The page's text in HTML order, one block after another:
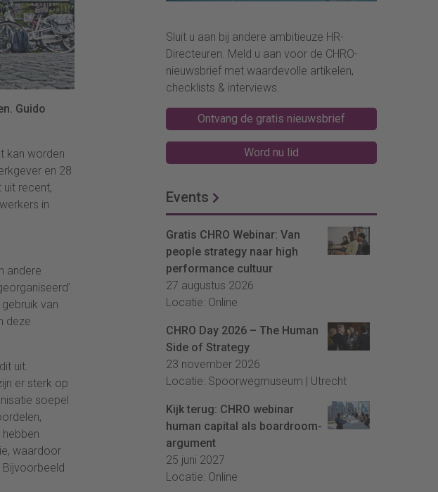
Guido
kan worden
en 28
recent,
in
andere
van
deze
uit.
er sterk op
soepel
waardoor
Sluit u aan bij andere ambitieuze HR-
Directeuren. Meld u aan voor de CHRO-
nieuwsbrief met waardevolle artikelen,
checklists & interviews.
Ontvang de gratis nieuwsbrief
Word nu lid
Events
Gratis CHRO Webinar: Van
people strategy naar high
performance cultuur
27 augustus 2026
Locatie: Online
CHRO Day 2026 – The Human
Side of Strategy
23 november 2026
Locatie: Spoorwegmuseum | Utrecht
Kijk terug: CHRO webinar
human capital als boardroom-
argument
25 juni 2027
Locatie: Online